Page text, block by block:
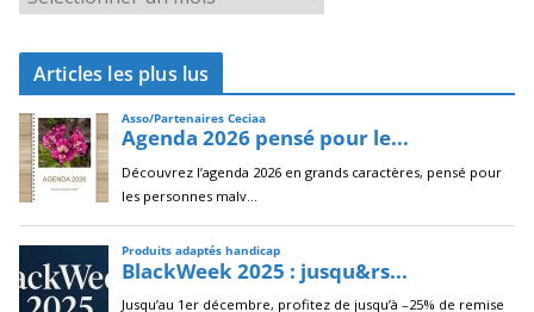
r
c
i
v
e
s
Articles les plus lus